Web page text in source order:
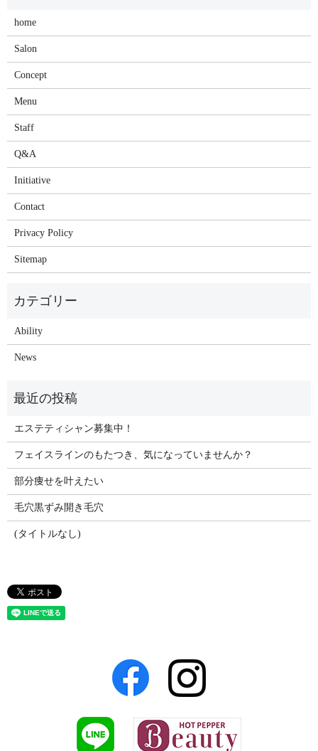
home
Salon
Concept
Menu
Staff
Q&A
Initiative
Contact
Privacy Policy
Sitemap
Ability
News
エステティシャン募集中！
フェイスラインのもたつき、気になっていませんか？
部分痩せを叶えたい
毛穴黒ずみ開き毛穴
(タイトルなし)